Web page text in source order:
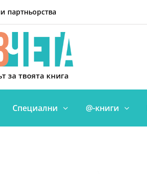
партньорства
за твоята книга
Специални @-книги